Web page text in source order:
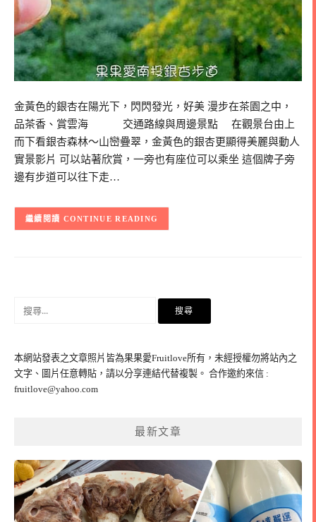
金黃色的銀杏在陽光下，閃閃發光，好美 漫步在茶園之中，
品茶香、賞雲海 交通路線與周邊景點 在觀景台由上
而下看銀杏森林～山巒疊翠，金黃色的銀杏更顯得美麗與動人
實景影片 可以站著欣賞，一旁也有座位可以乘坐 這個牌子旁
邊有步道可以往下走…
CONTINUE READING
鍵
字:
本網站發表之文章照片皆為果果愛Fruitlove所有，未經授權勿將站內之
文字、圖片任意轉貼，請以分享連結代替複製。 合作邀約來信 :
fruitlove@yahoo.com
最新文章